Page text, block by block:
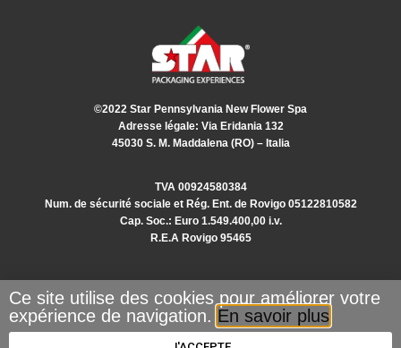
©2022 Star Pennsylvania New Flower Spa
Adresse légale: Via Eridania 132
45030 S. M. Maddalena (RO) – Italia
TVA 00924580384
Num. de sécurité sociale et Rég. Ent. de Rovigo 05122810582
Cap. Soc.: Euro 1.549.400,00 i.v.
R.E.A Rovigo 95465
Privacy Policy
Cookie Policy
Ce site utilise des cookies pour améliorer votre
expérience de navigation. En savoir plus